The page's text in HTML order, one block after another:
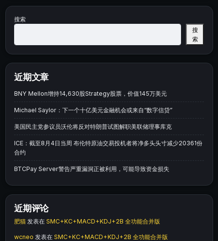
搜索
搜
索
近期文章
BNY Mellon增持14,630股Strategy股票，价值145万美元
Michael Saylor：下一个十亿美元金融机会或来自“数字信贷”
美国民主党参议员沃伦将反对特朗普试图解职美联储理事库克
ICE：截至8月4日当周 布伦特原油交易投机者将净多头头寸减少20361份
合约
BTCPay Server警告严重漏洞正被利用，可能导致资金损失
近期评论
肥猫 发表在 SMC+KC+MACD+KDJ+2B 全功能合并版
wcneo 发表在 SMC+KC+MACD+KDJ+2B 全功能合并版